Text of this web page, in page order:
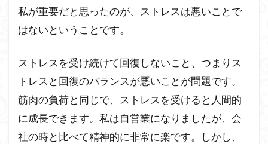
私が重要だと思ったのが、ストレスは悪いことで
はないということです。
ストレスを受け続けて回復しないこと、つまりス
トレスと回復のバランスが悪いことが問題です。
筋肉の負荷と同じで、ストレスを受けると人間的
に成長できます。私は自営業になりましたが、会
社の時と比べて精神的に非常に楽です。しかし、